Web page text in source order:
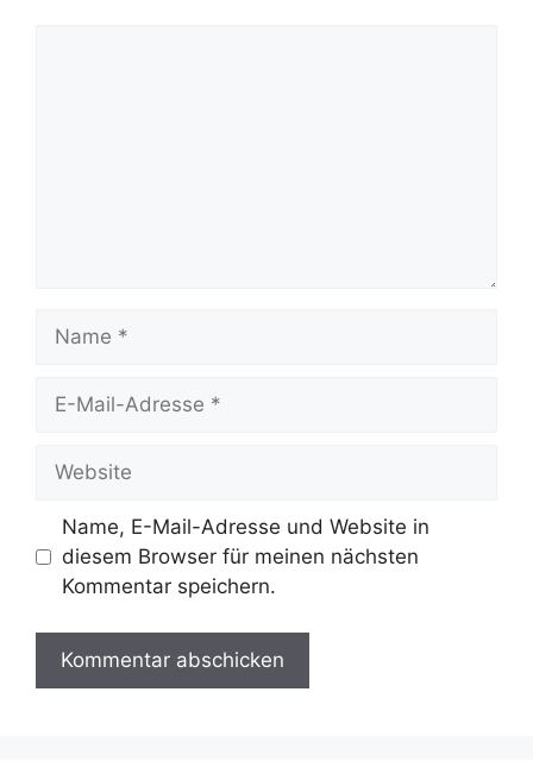
Name
Website
Name, E-Mail-Adresse und Website in
diesem Browser für meinen nächsten
Kommentar speichern.